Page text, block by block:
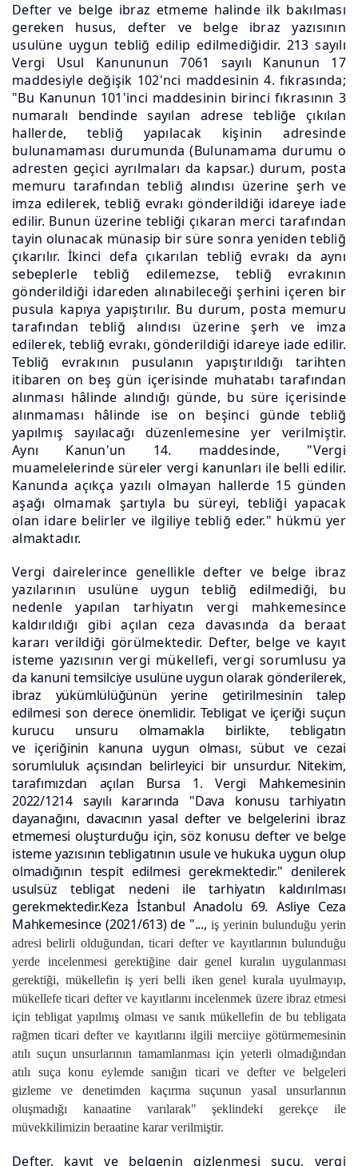
Defter ve belge ibraz etmeme halinde ilk bakılması
gereken husus, defter ve belge ibraz yazısının
usulüne uygun tebliğ edilip edilmediğidir. 213 sayılı
Vergi Usul Kanununun 7061 sayılı Kanunun 17
maddesiyle değişik 102'nci maddesinin 4. fıkrasında;
"Bu Kanunun 101'inci maddesinin birinci fıkrasının 3
numaralı bendinde sayılan adrese tebliğe çıkılan
hallerde, tebliğ yapılacak kişinin adresinde
bulunamaması durumunda (Bulunamama durumu o
adresten geçici ayrılmaları da kapsar.) durum, posta
memuru tarafından tebliğ alındısı üzerine şerh ve
imza edilerek, tebliğ evrakı gönderildiği idareye iade
edilir. Bunun üzerine tebliği çıkaran merci tarafından
tayin olunacak münasip bir süre sonra yeniden tebliğ
çıkarılır. İkinci defa çıkarılan tebliğ evrakı da aynı
sebeplerle tebliğ edilemezse, tebliğ evrakının
gönderildiği idareden alınabileceği şerhini içeren bir
pusula kapıya yapıştırılır. Bu durum, posta memuru
tarafından tebliğ alındısı üzerine şerh ve imza
edilerek, tebliğ evrakı, gönderildiği idareye iade edilir.
Tebliğ evrakının pusulanın yapıştırıldığı tarihten
itibaren on beş gün içerisinde muhatabı tarafından
alınması hâlinde alındığı günde, bu süre içerisinde
alınmaması hâlinde ise on beşinci günde tebliğ
yapılmış sayılacağı düzenlemesine yer verilmiştir.
Aynı Kanun'un 14. maddesinde, "Vergi
muamelelerinde süreler vergi kanunları ile belli edilir.
Kanunda açıkça yazılı olmayan hallerde 15 günden
aşağı olmamak şartıyla bu süreyi, tebliği yapacak
olan idare belirler ve ilgiliye tebliğ eder." hükmü yer
almaktadır.
Vergi dairelerince genellikle defter ve belge ibraz
yazılarının usulüne uygun tebliğ edilmediği, bu
nedenle yapılan tarhiyatın vergi mahkemesince
kaldırıldığı gibi açılan ceza davasında da beraat
kararı verildiği görülmektedir. Defter, belge ve kayıt
isteme yazısının vergi mükellefi, vergi sorumlusuya
da kanuni temsilciye usulüne uygun olarak gönderilerek,
ibraz yükümlülüğünün yerine getirilmesinin talep
edilmesi son derece önemlidir. Tebligat ve içeriği suçun
kurucu unsuru olmamakla birlikte, tebligatın
ve içeriğinin kanuna uygun olması, sübut ve cezai
sorumluluk açısından belirleyici bir unsurdur. Nitekim,
tarafımızdan açılan Bursa 1. Vergi Mahkemesinin
2022/1214 sayılı kararında "Dava konusu tarhiyatın
dayanağını, davacının yasal defter ve belgelerini ibraz
etmemesi oluşturduğu için, söz konusu defter ve belge
isteme yazısının tebligatının usule ve hukuka uygun olup
olmadığının tespit edilmesi gerekmektedir." denilerek
usulsüz tebligat nedeni ile tarhiyatın kaldırılması
gerekmektedir.Keza İstanbul Anadolu 69. Asliye Ceza
Mahkemesince (2021/613) de "..., iş yerinin bulunduğu yerin
adresi belirli olduğundan, ticari defter ve kayıtlarının bulunduğu
yerde incelenmesi gerektiğine dair genel kuralın uygulanması
gerektiği, mükellefin iş yeri belli iken genel kurala uyulmayıp,
mükellefe ticari defter ve kayıtlarını incelenmek üzere ibraz etmesi
için tebligat yapılmış olması ve sanık mükellefin de bu tebligata
rağmen ticari defter ve kayıtlarını ilgili merciiye götürmemesinin
atılı suçun unsurlarının tamamlanması için yeterli olmadığından
atılı suça konu eylemde sanığın ticari ve defter ve belgeleri
gizleme ve denetimden kaçırma suçunun yasal unsurlarının
oluşmadığı kanaatine varılarak" şeklindeki gerekçe ile
müvekkilimizin beraatine karar verilmiştir.
Defter, kayıt ve belgenin gizlenmesi suçu, vergi